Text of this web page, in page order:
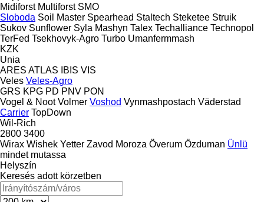
Midiforst Multiforst SMO
Sloboda Soil Master Spearhead Staltech Steketee Struik
Sukov Sunflower Syla Mashyn Talex Techalliance Technopol
TerFed Tsekhovyk-Agro Turbo Umanfermmash
KZK
Unia
ARES ATLAS IBIS VIS
Veles Veles-Agro
GRS KPG PD PNV PON
Vogel & Noot Volmer Voshod Vynmashpostach Väderstad
Carrier TopDown
Wil-Rich
2800 3400
Wirax Wishek Yetter Zavod Moroza Överum Özduman Ünlü
mindet mutassa
Helyszín
Keresés adott körzetben